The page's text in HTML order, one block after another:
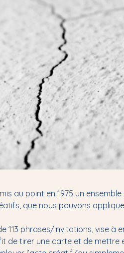
au point en 1975 un
que nous pouvons
113 phrases/invitations, vise à
de tirer une carte et de mettre